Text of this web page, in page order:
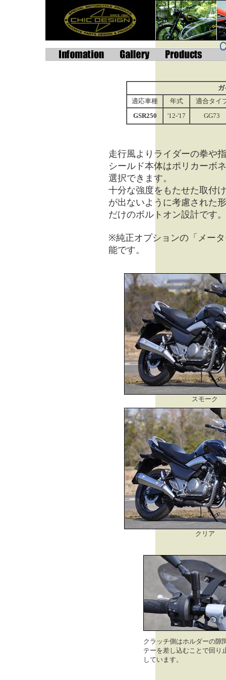
適応車種
年式
適合タイ
GSR250
'12-'17 GG73
走行風よりライダーの拳や
シールド本体はポリカーボ
選択できます。
十分な強度をもたせた取付
が出ないように考慮された
だけのボルトオン設計です。
※純正オプションの「メー
能です。
スモーク
クリア
クラッチ側はホルダーの隙
テーを差し込むことで回り
しています。